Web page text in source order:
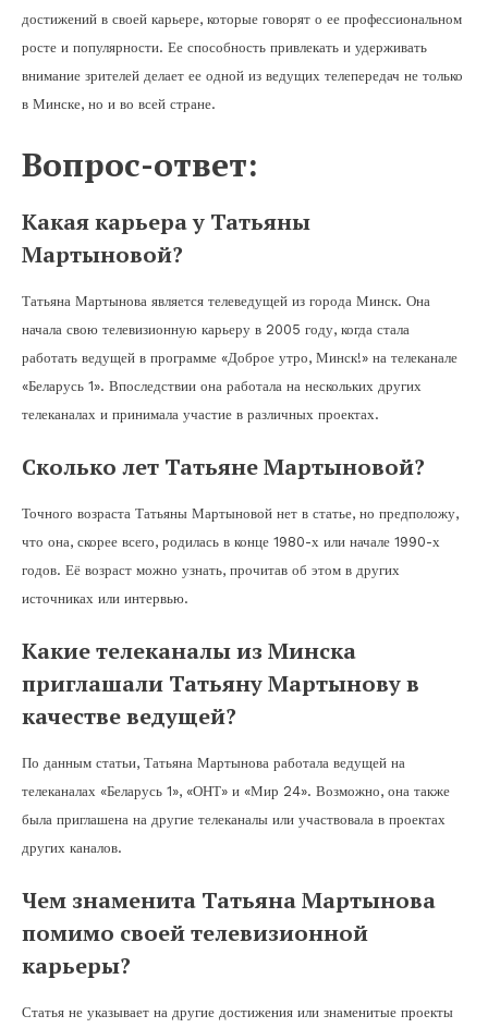
достижений в своей карьере, которые говорят о ее профессиональном
росте и популярности. Ее способность привлекать и удерживать
внимание зрителей делает ее одной из ведущих телепередач не только
в Минске, но и во всей стране.
Вопрос-ответ:
Какая карьера у Татьяны
Мартыновой?
Татьяна Мартынова является телеведущей из города Минск. Она
начала свою телевизионную карьеру в 2005 году, когда стала
работать ведущей в программе «Доброе утро, Минск!» на телеканале
«Беларусь 1». Впоследствии она работала на нескольких других
телеканалах и принимала участие в различных проектах.
Сколько лет Татьяне Мартыновой?
Точного возраста Татьяны Мартыновой нет в статье, но предположу,
что она, скорее всего, родилась в конце 1980-х или начале 1990-х
годов. Её возраст можно узнать, прочитав об этом в других
источниках или интервью.
Какие телеканалы из Минска
приглашали Татьяну Мартынову в
качестве ведущей?
По данным статьи, Татьяна Мартынова работала ведущей на
телеканалах «Беларусь 1», «ОНТ» и «Мир 24». Возможно, она также
была приглашена на другие телеканалы или участвовала в проектах
других каналов.
Чем знаменита Татьяна Мартынова
помимо своей телевизионной
карьеры?
Статья не указывает на другие достижения или знаменитые проекты